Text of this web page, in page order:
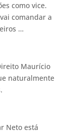
como vice.
comandar a
…
Maurício
naturalmente
Neto está